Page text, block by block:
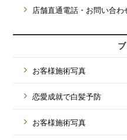
店舗直通電話・お問い合わ
お客様施術写真
恋愛成就で白髪予防
お客様施術写真